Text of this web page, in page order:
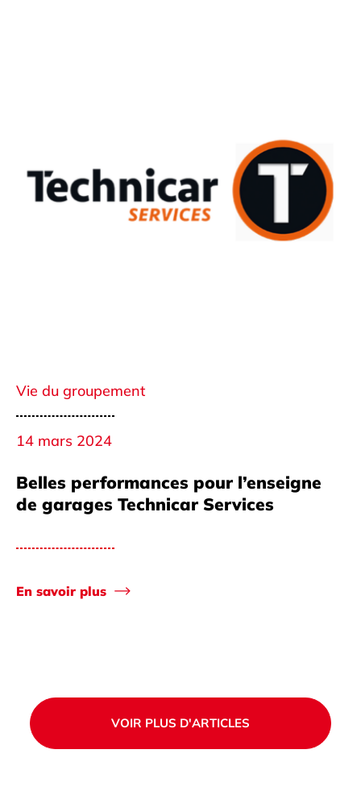
Vie du groupement
14 mars 2024
Belles performances pour l’enseigne
de garages Technicar Services
En savoir plus
VOIR PLUS D'ARTICLES